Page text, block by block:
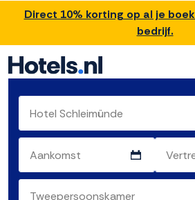
Direct 10% korting op al je
bedrijf.